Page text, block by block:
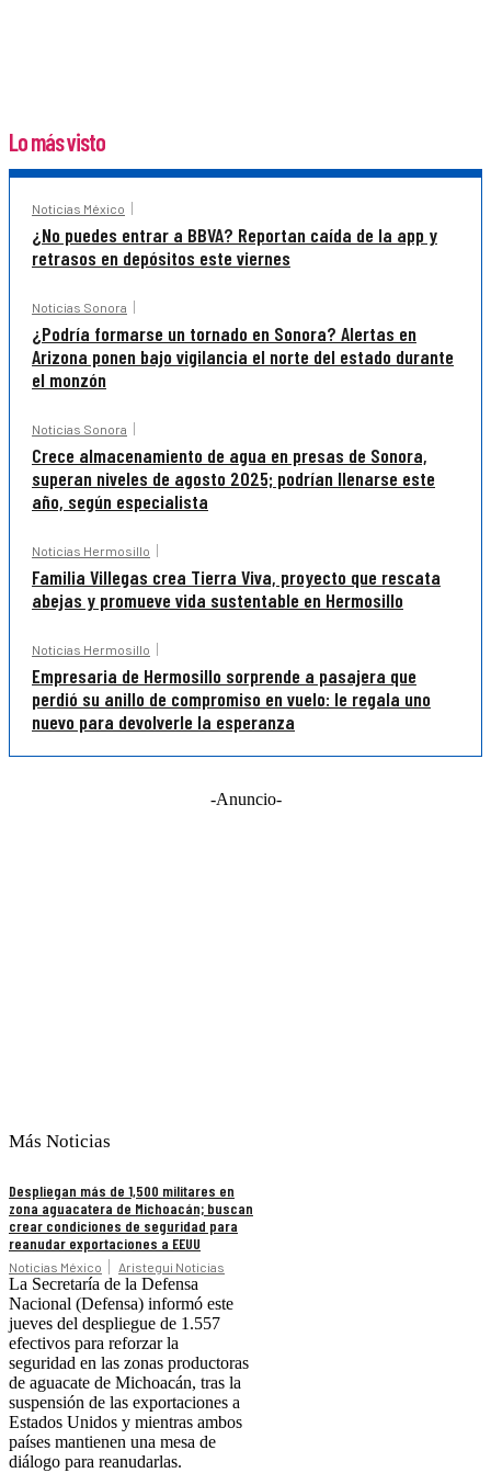
Lo más visto
Noticias México
¿No puedes entrar a BBVA? Reportan caída de la app y
retrasos en depósitos este viernes
Noticias Sonora
¿Podría formarse un tornado en Sonora? Alertas en
Arizona ponen bajo vigilancia el norte del estado durante
el monzón
Noticias Sonora
Crece almacenamiento de agua en presas de Sonora,
superan niveles de agosto 2025; podrían llenarse este
año, según especialista
Noticias Hermosillo
Familia Villegas crea Tierra Viva, proyecto que rescata
abejas y promueve vida sustentable en Hermosillo
Noticias Hermosillo
Empresaria de Hermosillo sorprende a pasajera que
perdió su anillo de compromiso en vuelo: le regala uno
nuevo para devolverle la esperanza
-Anuncio-
Más Noticias
Despliegan más de 1,500 militares en
zona aguacatera de Michoacán; buscan
crear condiciones de seguridad para
reanudar exportaciones a EEUU
Noticias México Aristegui Noticias
La Secretaría de la Defensa
Nacional (Defensa) informó este
jueves del despliegue de 1.557
efectivos para reforzar la
seguridad en las zonas productoras
de aguacate de Michoacán, tras la
suspensión de las exportaciones a
Estados Unidos y mientras ambos
países mantienen una mesa de
diálogo para reanudarlas.